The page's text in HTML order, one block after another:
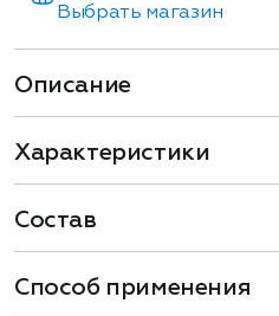
Выбрать магазин
Описание
Характеристики
Состав
Способ применения